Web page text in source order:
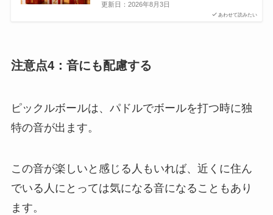
あわせて読みたい
更新日： 2026年8月3日
注意点4：音にも配慮する
ピックルボールは、パドルでボールを打つ時に独
特の音が出ます。
この音が楽しいと感じる人もいれば、近くに住ん
でいる人にとっては気になる音になることもあり
ます。